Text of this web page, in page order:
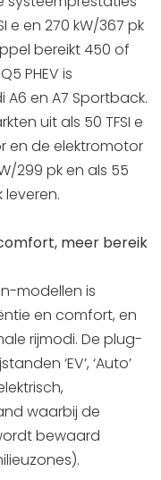
e en 270 kW/367 pk
bereikt 450 of
PHEV is
en A7 Sportback.
uit als 50 TFSI e
en de elektromotor
299 pk en als 55
leveren.
meer bereik
modellen is
en comfort, en
rijmodi. De plug-
‘EV’, ‘Auto’
waarbij de
bewaard